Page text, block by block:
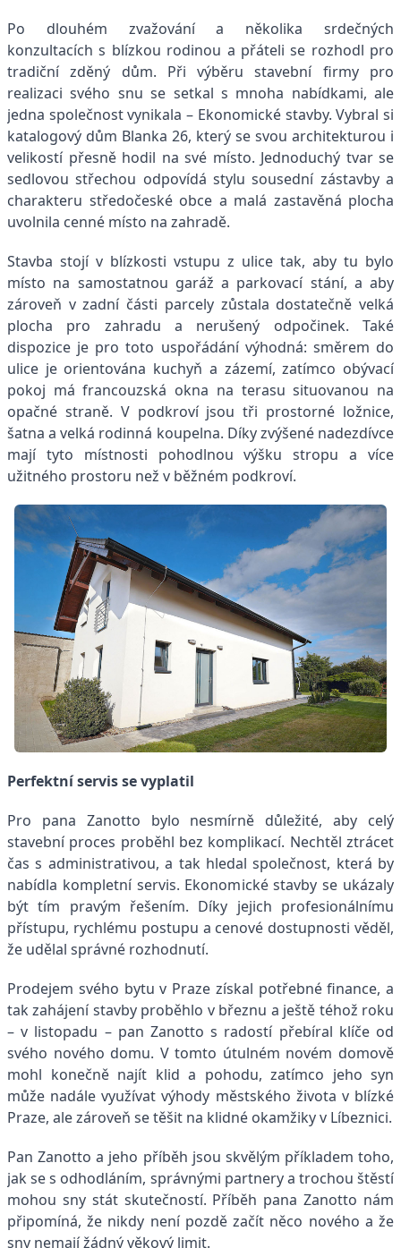
Po dlouhém zvažování a několika srdečných
konzultacích s blízkou rodinou a přáteli se rozhodl pro
tradiční zděný dům. Při výběru stavební firmy pro
realizaci svého snu se setkal s mnoha nabídkami, ale
jedna společnost vynikala – Ekonomické stavby. Vybral si
katalogový dům Blanka 26, který se svou architekturou i
velikostí přesně hodil na své místo. Jednoduchý tvar se
sedlovou střechou odpovídá stylu sousední zástavby a
charakteru středočeské obce a malá zastavěná plocha
uvolnila cenné místo na zahradě.
Stavba stojí v blízkosti vstupu z ulice tak, aby tu bylo
místo na samostatnou garáž a parkovací stání, a aby
zároveň v zadní části parcely zůstala dostatečně velká
plocha pro zahradu a nerušený odpočinek. Také
dispozice je pro toto uspořádání výhodná: směrem do
ulice je orientována kuchyň a zázemí, zatímco obývací
pokoj má francouzská okna na terasu situovanou na
opačné straně. V podkroví jsou tři prostorné ložnice,
šatna a velká rodinná koupelna. Díky zvýšené nadezdívce
mají tyto místnosti pohodlnou výšku stropu a více
užitného prostoru než v běžném podkroví.
Perfektní servis se vyplatil
Pro pana Zanotto bylo nesmírně důležité, aby celý
stavební proces proběhl bez komplikací. Nechtěl ztrácet
čas s administrativou, a tak hledal společnost, která by
nabídla kompletní servis. Ekonomické stavby se ukázaly
být tím pravým řešením. Díky jejich profesionálnímu
přístupu, rychlému postupu a cenové dostupnosti věděl,
že udělal správné rozhodnutí.
Prodejem svého bytu v Praze získal potřebné finance, a
tak zahájení stavby proběhlo v březnu a ještě téhož roku
– v listopadu – pan Zanotto s radostí přebíral klíče od
svého nového domu. V tomto útulném novém domově
mohl konečně najít klid a pohodu, zatímco jeho syn
může nadále využívat výhody městského života v blízké
Praze, ale zároveň se těšit na klidné okamžiky v Líbeznici.
Pan Zanotto a jeho příběh jsou skvělým příkladem toho,
jak se s odhodláním, správnými partnery a trochou štěstí
mohou sny stát skutečností. Příběh pana Zanotto nám
připomíná, že nikdy není pozdě začít něco nového a že
sny nemají žádný věkový limit.